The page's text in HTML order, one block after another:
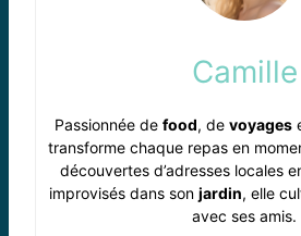
Camille
Passionnée de food, de voyages
transforme chaque repas en
découvertes d’adresses locales
improvisés dans son jardin, elle
avec ses amis.